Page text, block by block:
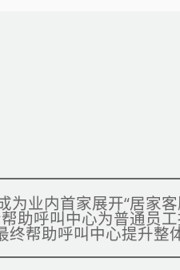
业内首家展开“居家
助呼叫中心为普通员
终帮助呼叫中心提升整